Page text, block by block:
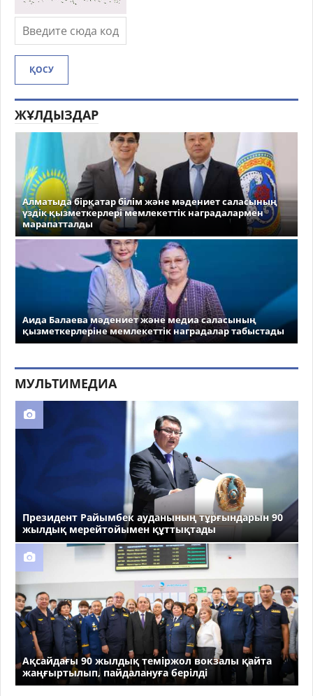
ҚОСУ
ЖҰЛДЫЗДАР
Алматыда бірқатар білім және мәдениет саласының
үздік қызметкерлері мемлекеттік наградалармен
марапатталды
Аида Балаева мәдениет және медиа саласының
қызметкерлеріне мемлекеттік наградалар табыстады
МУЛЬТИМЕДИА
Президент Райымбек ауданының тұрғындарын 90
жылдық мерейтойымен құттықтады
Ақсайдағы 90 жылдық теміржол вокзалы қайта
жаңғыртылып, пайдалануға берілді